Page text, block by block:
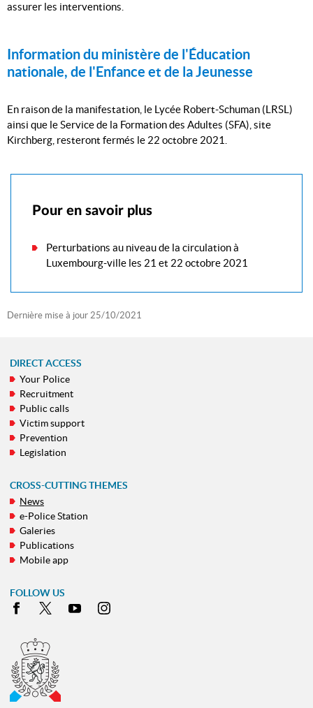
assurer les interventions.
Information du ministère de l'Éducation
nationale, de l'Enfance et de la Jeunesse
En raison de la manifestation, le Lycée Robert-Schuman (LRSL)
ainsi que le Service de la Formation des Adultes (SFA), site
Kirchberg, resteront fermés le 22 octobre 2021.
Pour en savoir plus
Perturbations au niveau de la circulation à
Luxembourg-ville les 21 et 22 octobre 2021
Dernière mise à jour 25/10/2021
NAVIGATION
MENU
DIRECT ACCESS
Your Police
Recruitment
Public calls
Victim support
Prevention
Legislation
CROSS-CUTTING THEMES
News
e-Police Station
Galeries
Publications
Mobile app
FOLLOW US
Facebook
X Youtube